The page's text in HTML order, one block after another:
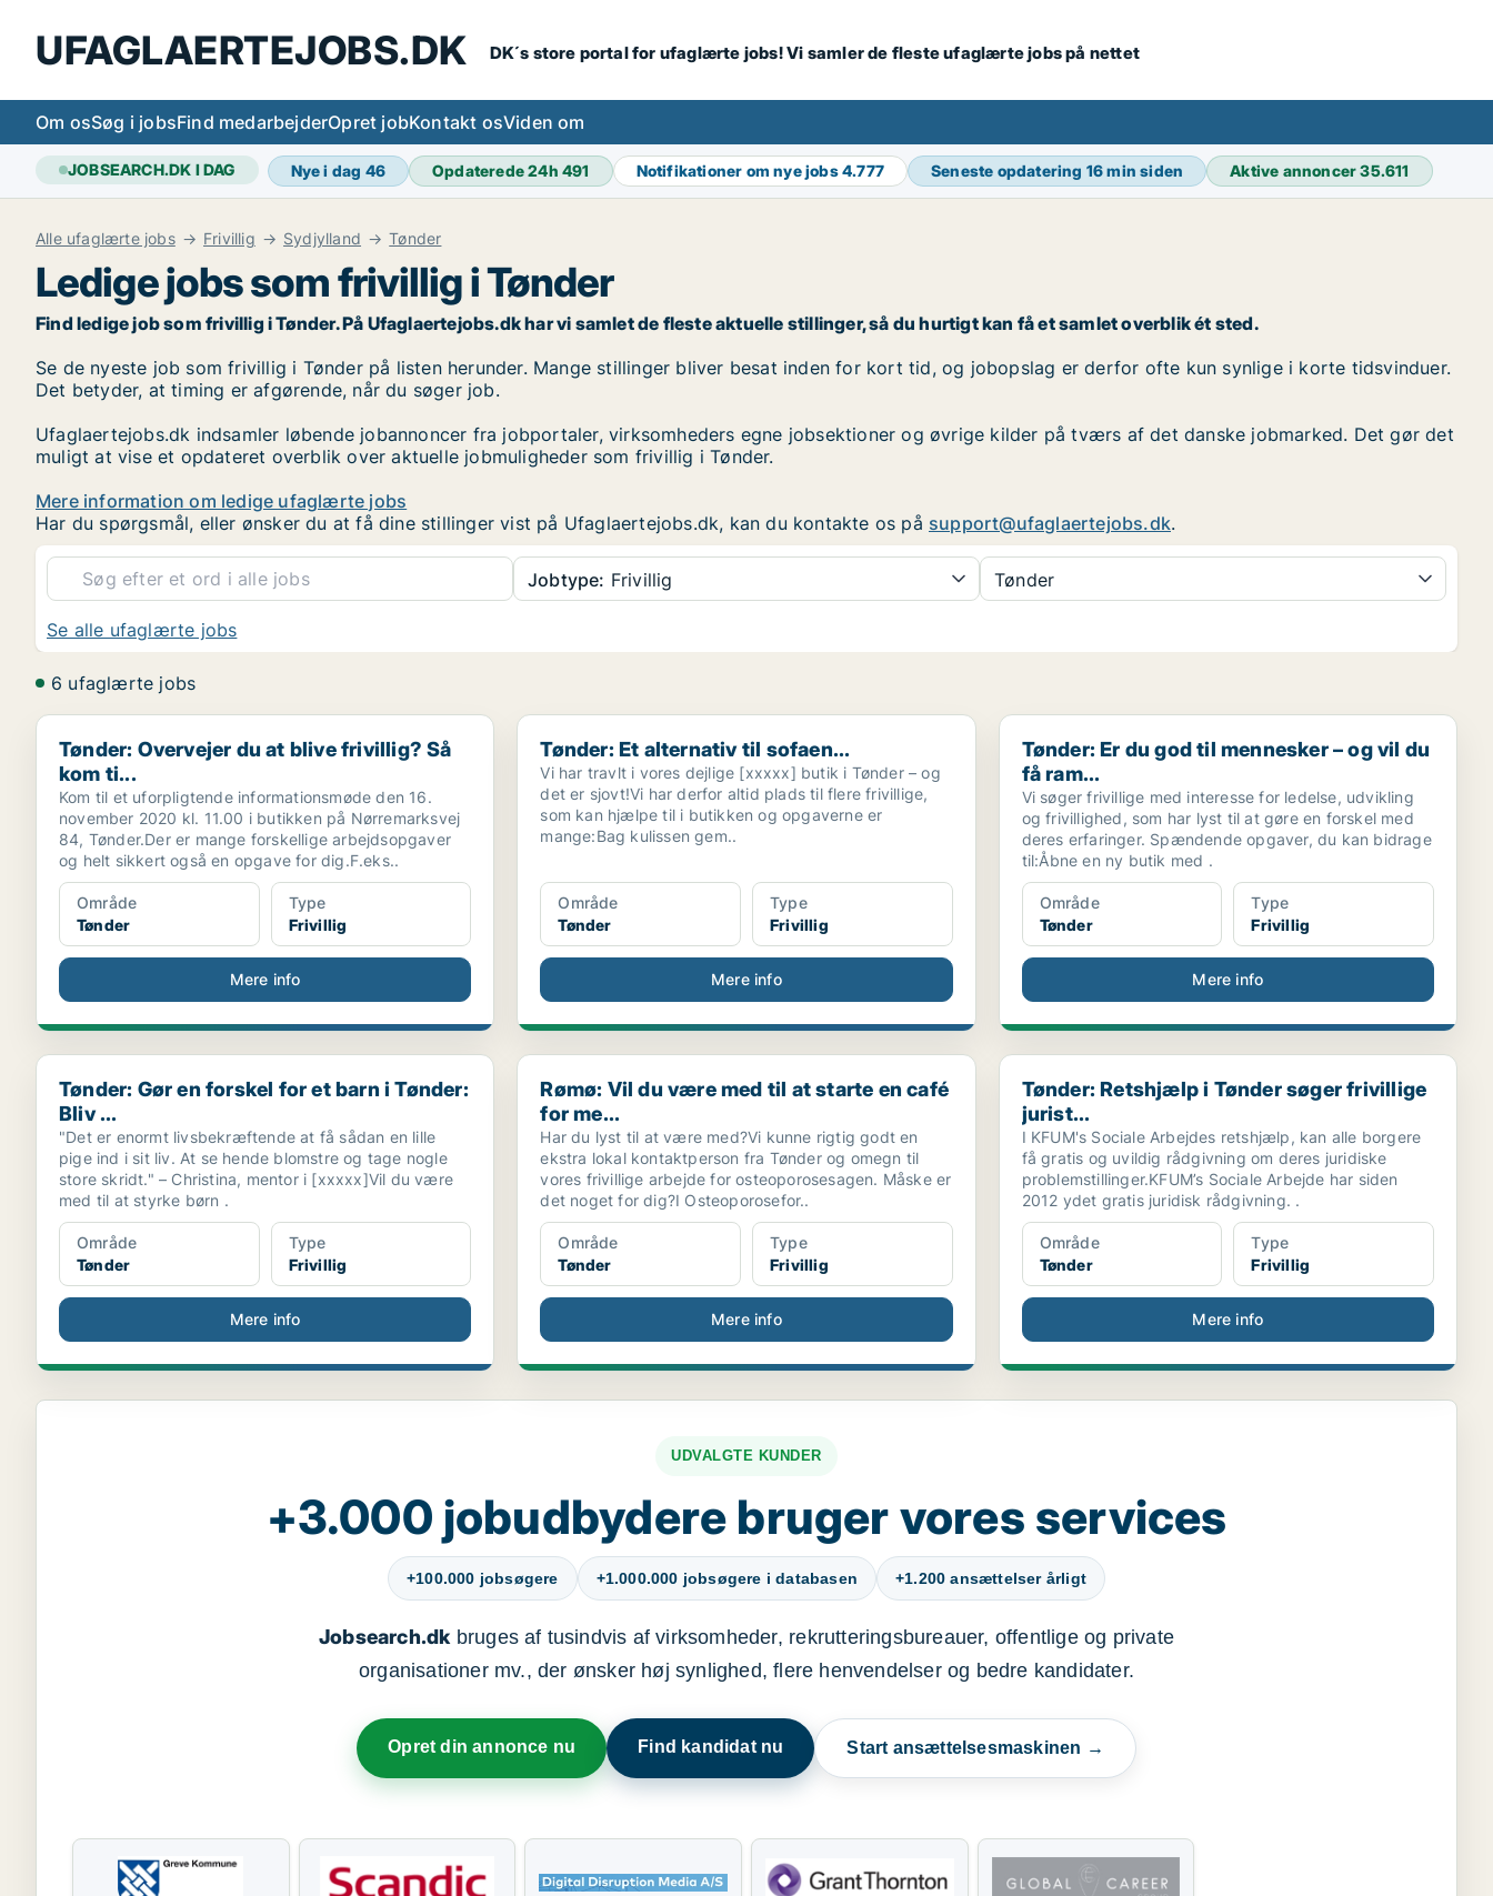
UFAGLAERTEJOBS.DK DK´s store portal for ufaglærte jobs! Vi samler de fleste ufaglærte jobs på nettet
Om osSøg i jobsFind medarbejderOpret jobKontakt osViden om
JOBSEARCH.DK I DAG Nye i dag 46 Opdaterede 24h491 Notifikationer om nye jobs4.777 Seneste opdatering 16 min siden Aktive annoncer35.611
Alle ufaglærte jobs Frivillig Sydjylland Tønder
Ledige jobs som frivillig i Tønder
Find ledige job som frivillig i Tønder. På Ufaglaertejobs.dk har vi samlet de fleste aktuelle stillinger, så du hurtigt kan få et samlet overblik ét sted.
Se de nyeste job som frivillig i Tønder på listen herunder. Mange stillinger bliver besat inden for kort tid, og jobopslag er derfor ofte kun synlige i korte tidsvinduer.
Det betyder, at timing er afgørende, når du søger job.
Ufaglaertejobs.dk indsamler løbende jobannoncer fra jobportaler, virksomheders egne jobsektioner og øvrige kilder på tværs af det danske jobmarked. Det gør det
muligt at vise et opdateret overblik over aktuelle jobmuligheder som frivillig i Tønder.
Mere information om ledige ufaglærte jobs
Har du spørgsmål, eller ønsker du at få dine stillinger vist på Ufaglaertejobs.dk, kan du kontakte os på support@ufaglaertejobs.dk.
Jobtype: Frivillig Tønder
Se alle ufaglærte jobs
6 ufaglærte jobs
Tønder: Overvejer du at blive frivillig? Så kom ti...
Tønder: Overvejer du at blive frivillig? Så
kom ti...
Kom til et uforpligtende informationsmøde den 16.
november 2020 kl. 11.00 i butikken på Nørremarksvej
84, Tønder.Der er mange forskellige arbejdsopgaver
og helt sikkert også en opgave for dig.F.eks..
Område
Tønder
Type
Frivillig
Mere info
Tønder: Et alternativ til sofaen...
Tønder: Et alternativ til sofaen...
Vi har travlt i vores dejlige [xxxxx] butik i Tønder – og
det er sjovt!Vi har derfor altid plads til flere frivillige,
som kan hjælpe til i butikken og opgaverne er
mange:Bag kulissen gem..
Område
Tønder
Type
Frivillig
Mere info
Tønder: Er du god til mennesker – og vil du få ram...
Tønder: Er du god til mennesker – og vil du
få ram...
Vi søger frivillige med interesse for ledelse, udvikling
og frivillighed, som har lyst til at gøre en forskel med
deres erfaringer. Spændende opgaver, du kan bidrage
til:Åbne en ny butik med .
Område
Tønder
Type
Frivillig
Mere info
Tønder: Gør en forskel for et barn i Tønder: Bliv ...
Tønder: Gør en forskel for et barn i Tønder:
Bliv ...
"Det er enormt livsbekræftende at få sådan en lille
pige ind i sit liv. At se hende blomstre og tage nogle
store skridt." – Christina, mentor i [xxxxx]Vil du være
med til at styrke børn .
Område
Tønder
Type
Frivillig
Mere info
Rømø: Vil du være med til at starte en café for me...
Rømø: Vil du være med til at starte en café
for me...
Har du lyst til at være med?Vi kunne rigtig godt en
ekstra lokal kontaktperson fra Tønder og omegn til
vores frivillige arbejde for osteoporosesagen. Måske er
det noget for dig?I Osteoporosefor..
Område
Tønder
Type
Frivillig
Mere info
Tønder: Retshjælp i Tønder søger frivillige jurist...
Tønder: Retshjælp i Tønder søger frivillige
jurist...
I KFUM's Sociale Arbejdes retshjælp, kan alle borgere
få gratis og uvildig rådgivning om deres juridiske
problemstillinger.KFUM’s Sociale Arbejde har siden
2012 ydet gratis juridisk rådgivning. .
Område
Tønder
Type
Frivillig
Mere info
UDVALGTE KUNDER
+3.000 jobudbydere bruger vores services
+100.000 jobsøgere +1.000.000 jobsøgere i databasen +1.200 ansættelser årligt
Jobsearch.dkbruges af tusindvis af virksomheder, rekrutteringsbureauer, offentlige og private
organisationer mv., der ønsker høj synlighed, flere henvendelser og bedre kandidater.
Opret din annonce nu Find kandidat nu Start ansættelsesmaskinen →